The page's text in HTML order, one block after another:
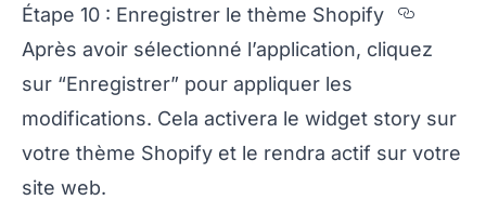
Étape 10 : Enregistrer le thème Shopify
Après avoir sélectionné l’application, cliquez
sur “Enregistrer” pour appliquer les
modifications. Cela activera le widget story sur
votre thème Shopify et le rendra actif sur votre
site web.